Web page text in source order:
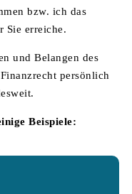
bzw. ich das
Sie erreiche.
und Belangen des
persönlich
Beispiele: